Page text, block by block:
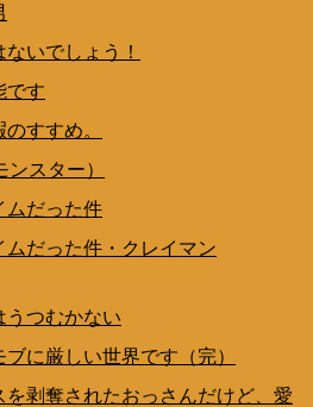
いでしょう！
です
すすめ。
スター）
ムだった件
だった件・クレイマン
うつむかない
に厳しい世界です（完）
を剥奪されたおっさんだけど、愛